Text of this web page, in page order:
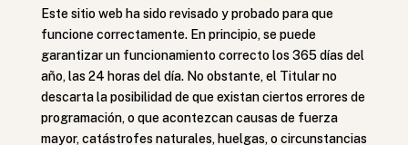
Este sitio web ha sido revisado y probado para que
funcione correctamente. En principio, se puede
garantizar un funcionamiento correcto los 365 días del
año, las 24 horas del día. No obstante, el Titular no
descarta la posibilidad de que existan ciertos errores de
programación, o que acontezcan causas de fuerza
mayor, catástrofes naturales, huelgas, o circunstancias